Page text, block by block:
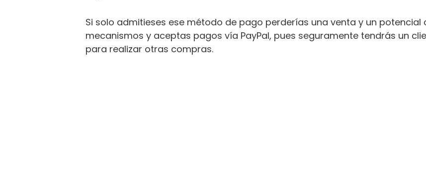
Si solo admitieses ese método de pago perderías una venta y un
mecanismos y aceptas pagos vía PayPal, pues seguramente tendrás un
para realizar otras compras.